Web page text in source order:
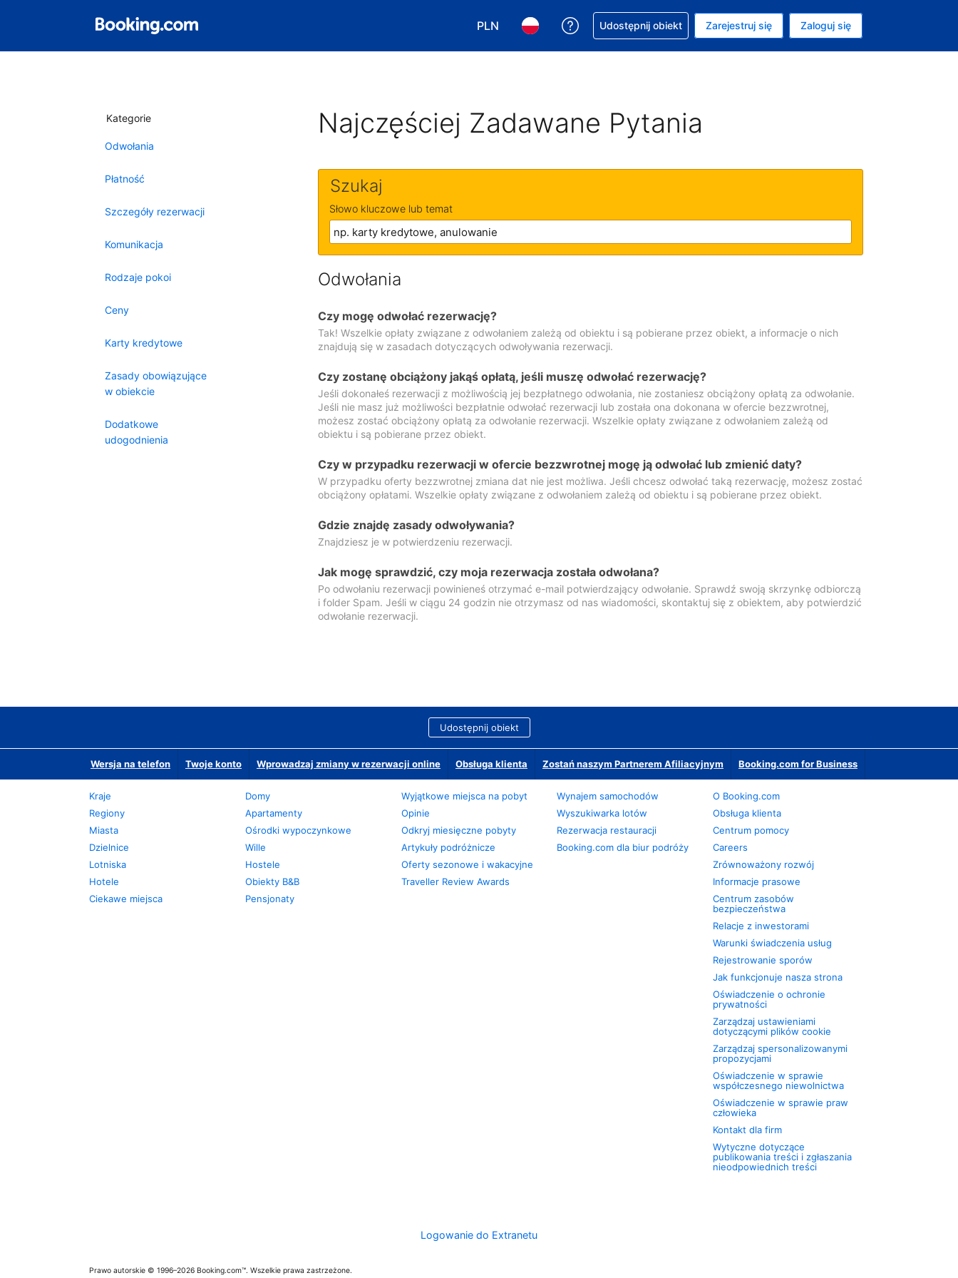
PLN
Wybierz walutę. Wybrana waluta to Złoty polski
Wybierz język. Wybrany język to Polski
Uzyskaj pomoc w sprawie rezerwacji
Udostępnij obiekt Zarejestruj się Zaloguj się
Kategorie
Odwołania
Płatność
Szczegóły rezerwacji
Komunikacja
Rodzaje pokoi
Ceny
Karty kredytowe
Zasady obowiązujące
w obiekcie
Dodatkowe
udogodnienia
Najczęściej Zadawane Pytania
Szukaj
Słowo kluczowe lub temat
Odwołania
Czy mogę odwołać rezerwację?
Tak! Wszelkie opłaty związane z odwołaniem zależą od obiektu i są pobierane przez obiekt, a informacje o nich
znajdują się w zasadach dotyczących odwoływania rezerwacji.
Czy zostanę obciążony jakąś opłatą, jeśli muszę odwołać rezerwację?
Jeśli dokonałeś rezerwacji z możliwością jej bezpłatnego odwołania, nie zostaniesz obciążony opłatą za odwołanie.
Jeśli nie masz już możliwości bezpłatnie odwołać rezerwacji lub została ona dokonana w ofercie bezzwrotnej,
możesz zostać obciążony opłatą za odwołanie rezerwacji. Wszelkie opłaty związane z odwołaniem zależą od
obiektu i są pobierane przez obiekt.
Czy w przypadku rezerwacji w ofercie bezzwrotnej mogę ją odwołać lub zmienić daty?
W przypadku oferty bezzwrotnej zmiana dat nie jest możliwa. Jeśli chcesz odwołać taką rezerwację, możesz zostać
obciążony opłatami. Wszelkie opłaty związane z odwołaniem zależą od obiektu i są pobierane przez obiekt.
Gdzie znajdę zasady odwoływania?
Znajdziesz je w potwierdzeniu rezerwacji.
Jak mogę sprawdzić, czy moja rezerwacja została odwołana?
Po odwołaniu rezerwacji powinieneś otrzymać e-mail potwierdzający odwołanie. Sprawdź swoją skrzynkę odbiorczą
i folder Spam. Jeśli w ciągu 24 godzin nie otrzymasz od nas wiadomości, skontaktuj się z obiektem, aby potwierdzić
odwołanie rezerwacji.
Udostępnij obiekt
Wersja na telefon Twoje konto Wprowadzaj zmiany w rezerwacji online Obsługa klienta Zostań naszym Partnerem Afiliacyjnym Booking.com for Business
Kraje
Regiony
Miasta
Dzielnice
Lotniska
Hotele
Ciekawe miejsca
Domy
Apartamenty
Ośrodki wypoczynkowe
Wille
Hostele
Obiekty B&B
Pensjonaty
Wyjątkowe miejsca na pobyt
Opinie
Odkryj miesięczne pobyty
Artykuły podróżnicze
Oferty sezonowe i wakacyjne
Traveller Review Awards
Wynajem samochodów
Wyszukiwarka lotów
Rezerwacja restauracji
Booking.com dla biur podróży
O Booking.com
Obsługa klienta
Centrum pomocy
Careers
Zrównoważony rozwój
Informacje prasowe
Centrum zasobów
bezpieczeństwa
Relacje z inwestorami
Warunki świadczenia usług
Rejestrowanie sporów
Jak funkcjonuje nasza strona
Oświadczenie o ochronie
prywatności
Zarządzaj ustawieniami
dotyczącymi plików cookie
Zarządzaj spersonalizowanymi
propozycjami
Oświadczenie w sprawie
współczesnego niewolnictwa
Oświadczenie w sprawie praw
człowieka
Kontakt dla firm
Wytyczne dotyczące
publikowania treści i zgłaszania
nieodpowiednich treści
Logowanie do Extranetu
Prawo autorskie © 1996–2026 Booking.com™. Wszelkie prawa zastrzeżone.